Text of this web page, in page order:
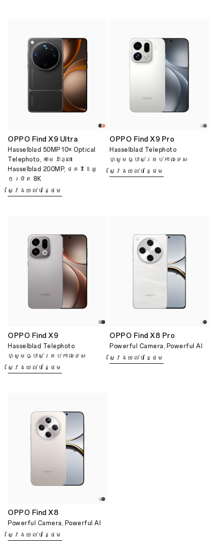
OPPO Find X9 Ultra
Hasselblad 50MP 10× Optical
Telephoto, កាមេរ៉ាភ្លោះ
Hasselblad 200MP, ថតវីដេអូ
កម្រិត 8K
ស្វែងយល់បន្ថែម
OPPO Find X9 Pro
Hasselblad Telephoto
ហ្សូមច្បាស់គ្រប់កាលៈទេសៈ
ស្វែងយល់បន្ថែម
OPPO Find X9
Hasselblad Telephoto
ហ្សូមច្បាស់គ្រប់កាលៈទេសៈ
ស្វែងយល់បន្ថែម
OPPO Find X8 Pro
Powerful Camera, Powerful AI
ស្វែងយល់បន្ថែម
OPPO Find X8
Powerful Camera, Powerful AI
ស្វែងយល់បន្ថែម